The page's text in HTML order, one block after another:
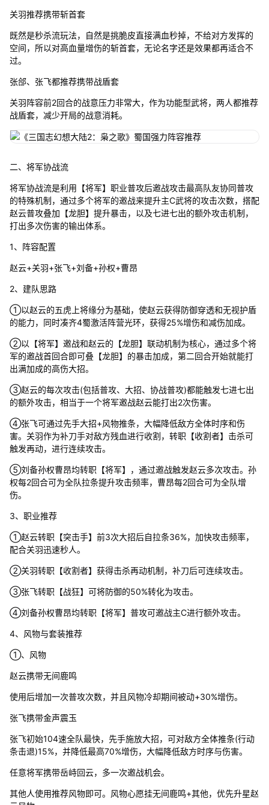
关羽推荐携带斩首套
既然是秒杀流玩法，自然是挑脆皮直接满血秒掉，不给对方发挥的
空间，所以对高血量增伤的斩首套，无论名字还是效果都再适合不
过。
张郃、张飞都推荐携带战盾套
关羽阵容前2回合的战意压力非常大，作为功能型武将，两人都推荐
战盾套，减少开局的战意消耗。
二、将军协战流
将军协战流是利用【将军】职业普攻后邀战攻击最高队友协同普攻
的特殊机制，通过多个将军的邀战来提升主C武将的攻击次数，搭配
赵云普攻叠加【龙胆】提升暴击，以及七进七出的额外攻击机制，
打出多次伤害的输出体系。
1、阵容配置
赵云+关羽+张飞+刘备+孙权+曹昂
2、建队思路
①以赵云的五虎上将缘分为基础，使赵云获得防御穿透和无视护盾
的能力，同时凑齐4蜀激活阵营光环，获得25%增伤和减伤加成。
②以【将军】邀战和赵云的【龙胆】联动机制为核心，通过多个将
军的邀战首回合即可叠【龙胆】的暴击加成，第二回合开始就能打
出满加成的高伤大招。
③赵云的每次攻击(包括普攻、大招、协战普攻)都能触发七进七出
的额外攻击，相当于一个将军邀战赵云能打出2次伤害。
④张飞可通过先手大招+风物推条，大幅降低敌方全体时序和伤
害。关羽作为补刀手对敌方残血进行收割，转职【收割者】击杀可
触发再动，进行连续攻击。
⑤刘备孙权曹昂均转职【将军】，通过邀战触发赵云多次攻击。孙
权每2回合可为全队拉条提升攻击频率，曹昂每2回合可为全队增
伤。
3、职业推荐
①赵云转职【突击手】前3次大招后自拉条36%，加快攻击频率，
配合关羽迅速秒人。
②关羽转职【收割者】获得击杀再动机制，补刀后可连续攻击。
③张飞转职【战狂】可将防御的50%转化为攻击。
④刘备孙权曹昂均转职【将军】普攻可邀战主C进行额外攻击。
4、风物与套装推荐
①、风物
赵云携带无间鹿鸣
使用后增加一次普攻次数，并且风物冷却期间被动+30%增伤。
张飞携带金声震玉
张飞初始104速全队最快，先手施放大招，可对敌方全体推条(行动
条击退)15%，并降低最高70%增伤，大幅降低敌方时序与伤害。
任意将军携带岳峙回云，多一次邀战机会。
其他人使用推荐风物即可。风物心愿挂无间鹿鸣+其他，优先升星赵